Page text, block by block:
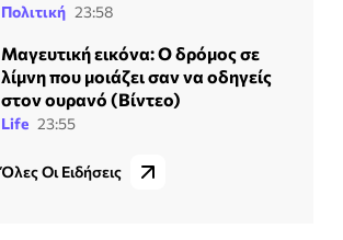
Πολιτική 23:58
Μαγευτική εικόνα: Ο δρόμος σε
λίμνη που μοιάζει σαν να οδηγείς
στον ουρανό (Βίντεο)
Life 23:55
Όλες Οι Ειδήσεις